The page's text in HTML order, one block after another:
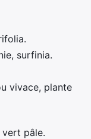
surfinia.
vivace, plante
pâle.